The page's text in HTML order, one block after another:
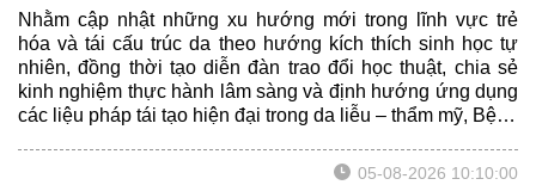
Nhằm cập nhật những xu hướng mới trong lĩnh vực trẻ
hóa và tái cấu trúc da theo hướng kích thích sinh học tự
nhiên, đồng thời tạo diễn đàn trao đổi học thuật, chia sẻ
kinh nghiệm thực hành lâm sàng và định hướng ứng dụng
các liệu pháp tái tạo hiện đại trong da liễu – thẩm mỹ, Bệnh
tham dự Hội thảo khoa học với chủ đề: “XU HƯỚNG KÍCH 05-08-2026 10:10:00